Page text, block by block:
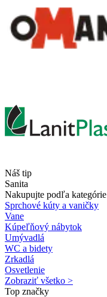
Náš tip
Sanita
Nakupujte podľa kategórie
Sprchové kúty a vaničky
Vane
Kúpeľňový nábytok
Umývadlá
WC a bidety
Zrkadlá
Osvetlenie
Zobraziť všetko >
Top značky